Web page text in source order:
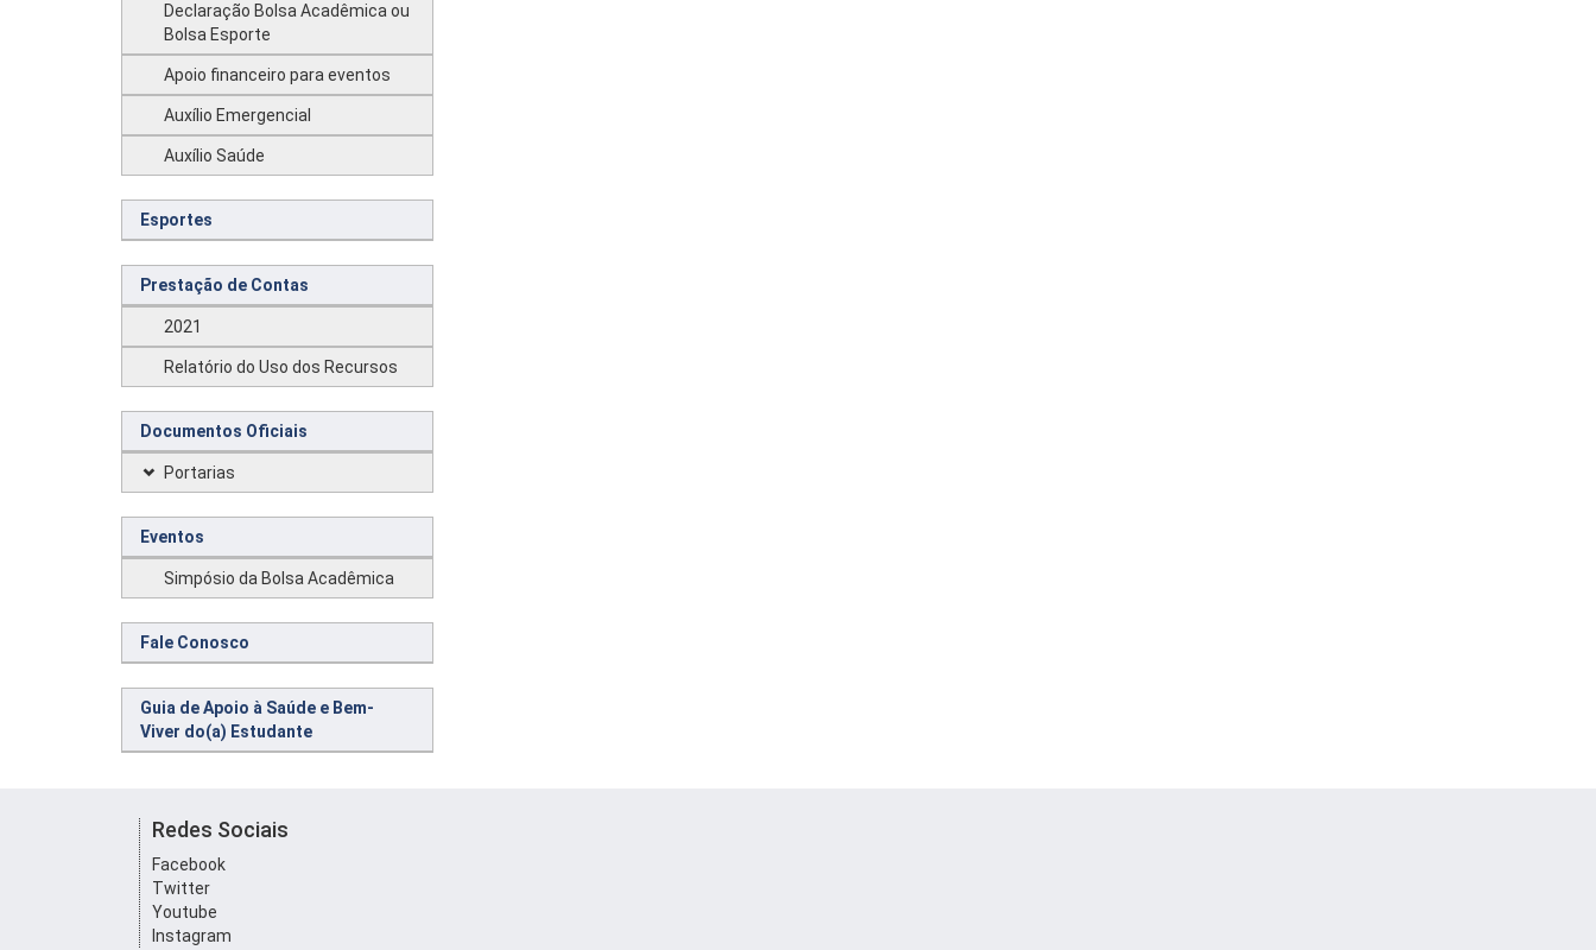
Declaração Bolsa Acadêmica ou
Bolsa Esporte
Apoio financeiro para eventos
Auxílio Emergencial
Auxílio Saúde
Esportes
Prestação de Contas
2021
Relatório do Uso dos Recursos
Documentos Oficiais
Portarias
Eventos
Simpósio da Bolsa Acadêmica
Fale Conosco
Guia de Apoio à Saúde e Bem-
Viver do(a) Estudante
Redes Sociais
Facebook
Twitter
Youtube
Instagram